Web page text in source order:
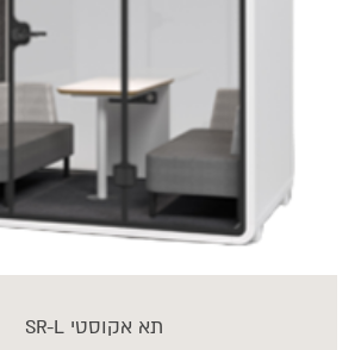
תא אקוסטי SR-L